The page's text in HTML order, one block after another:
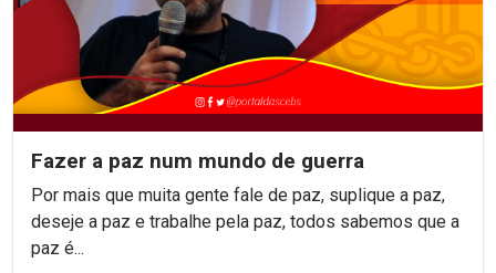
Fazer a paz num mundo de guerra
Por mais que muita gente fale de paz, suplique a paz,
deseje a paz e trabalhe pela paz, todos sabemos que a
paz é...